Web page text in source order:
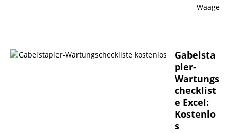
Gabelsta
pler-
Wartungs
checklist
e Excel:
Kostenlo
s